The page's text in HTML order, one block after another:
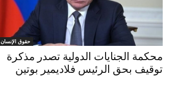
حقوق الإنسان
محكمة الجنايات الدولية تصدر مذكرة
توقيف بحق الرئيس فلاديمير بوتين